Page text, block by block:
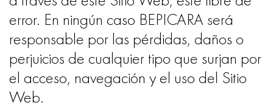
error. En ningún caso BEPICARA será
responsable por las pérdidas, daños o
perjuicios de cualquier tipo que surjan por
el acceso, navegación y el uso del Sitio
Web.